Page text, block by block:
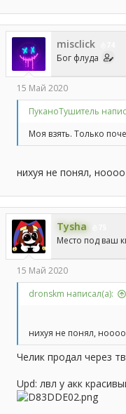
misclick
Бог флуда
15 Май 2020
ПуканоТушитель
Моя взять. Только
нихуя не понял,
Tysha
Место под ваш
15 Май 2020
dronskm написал(а):
нихуя не понял,
Челик продал через
Upd: лвл у акк